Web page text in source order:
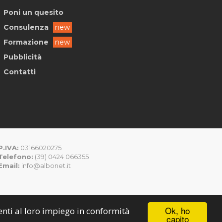
Ok, ho
capito
al loro impiego in conformità
Poni un quesito
Consulenza
new
Formazione
new
Pubblicità
Contatti
03166020275
(39) 0424 066355
info@albonet.it